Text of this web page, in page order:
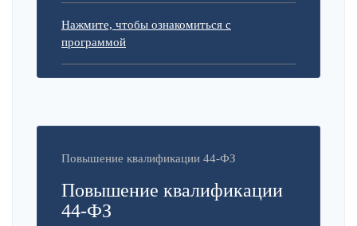
Нажмите, чтобы ознакомиться с
программой
Повышение квалификации 44-ФЗ
Повышение квалификации
44-ФЗ